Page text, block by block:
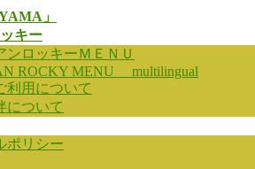
」
キー
ンロッキーＭＥＮＵ
ROCKY MENU multilingual
利用について
について
ポリシー